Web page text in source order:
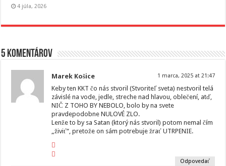
4 júla, 2026
5 komentárov
Marek Košice 1 marca, 2025 at 21:47
Keby ten KKT čo nás stvoril (Stvoriteľ sveta) nestvoril telá
závislé na vode, jedle, streche nad hlavou, oblečení, atď,
NIČ Z TOHO BY NEBOLO, bolo by na svete
pravdepodobne NULOVÉ ZLO.
Lenže to by sa Satan (ktorý nás stvoril) potom nemal čím
„živiť“, pretože on sám potrebuje žrať UTRPENIE.
Odpovedať